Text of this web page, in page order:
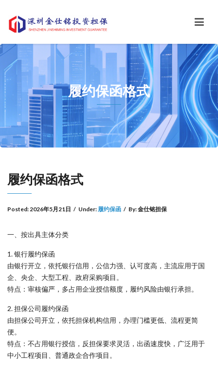
履约保函格式
履约保函格式
Posted:2026年5月21日 / Under: 履约保函 / By:金仕铭担保
一、按出具主体分类
1. 银行履约保函
由银行开立，依托银行信用，公信力强、认可度高，主流应用于国
企、央企、大型工程、政府采购项目。
特点：审核偏严，多占用企业授信额度，履约风险由银行承担。
2. 担保公司履约保函
由担保公司开立，依托担保机构信用，办理门槛更低、流程更简
便。
特点：不占用银行授信，反担保要求灵活，出函速度快，广泛用于
中小工程项目、普通政企合作项目。